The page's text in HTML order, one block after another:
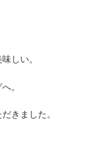
しい。
。
きました。